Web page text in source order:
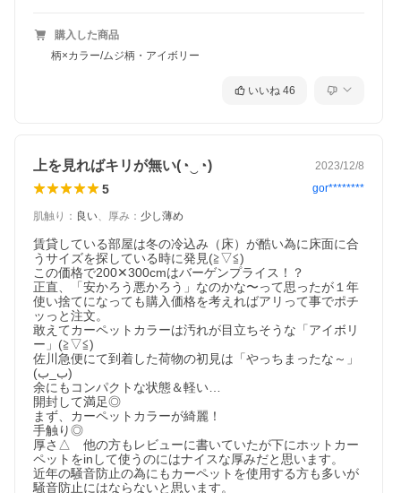
購入した商品
柄×カラー/ムジ柄・アイボリー
いいね 46
上を見ればキリが無い(⁠◔⁠‿⁠◔⁠) 2023/12/8
5 gor********
肌触り ： 良い、 厚み ： 少し薄め
賃貸している部屋は冬の冷込み（床）が酷い為に床面に合
うサイズを探している時に発見(⁠≧⁠▽⁠≦⁠)
この価格で200✕300cmはバーゲンプライス！？
正直、「安かろう悪かろう」なのかな〜って思ったが１年
使い捨てになっても購入価格を考えればアリって事でポチ
ッっと注文。
敢えてカーペットカラーは汚れが目立ちそうな「アイボリ
ー」(⁠≧⁠▽⁠≦⁠)
佐川急便にて到着した荷物の初見は「やっちまったな～」
(⁠ب⁠_⁠ب⁠)
余にもコンパクトな状態＆軽い…
開封して満足◎
まず、カーペットカラーが綺麗！
手触り◎
厚さ△　他の方もレビューに書いていたが下にホットカー
ペットをinして使うのにはナイスな厚みだと思います。
近年の騒音防止の為にもカーペットを使用する方も多いが
騒音防止にはならないと思います。